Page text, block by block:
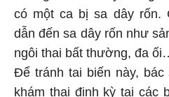
có một ca bị sa dây rốn.
dẫn đến sa dây rốn như
ngôi thai bất thường, đa ối…
Để tránh tai biến này, bác
khám thai định kỳ tại các